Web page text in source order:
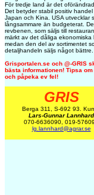
För tredje land är det
Det betyder stabil positiv handel
Japan och Kina. USA utvecklar
långsammare än budgeterat.
revbenen, som säljs till
märkt av det dåliga ekonomiska
medan den del av sortimentet
detaljhandeln säljs något bättre.
Grisportalen.se och @-GRIS
bästa informationen! Tipsa
och påpeka ev fel!
GRIS
Berga 311, S-692 93.
Lars-Gunnar Lannhard
070-6636090, 019-
lg.lannhard@agrar.se